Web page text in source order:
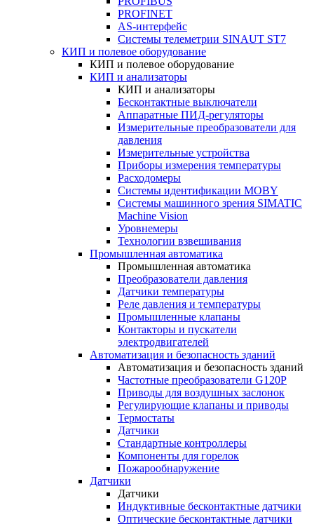
PROFINET
AS-интерфейс
Системы телеметрии SINAUT ST7
КИП и полевое оборудование
КИП и полевое оборудование
КИП и анализаторы
КИП и анализаторы
Бесконтактные выключатели
Аппаратные ПИД-регуляторы
Измерительные преобразователи для
давления
Измерительные устройства
Приборы измерения температуры
Расходомеры
Системы идентификации MOBY
Системы машинного зрения SIMATIC
Machine Vision
Уровнемеры
Технологии взвешивания
Промышленная автоматика
Промышленная автоматика
Преобразователи давления
Датчики температуры
Реле давления и температуры
Промышленные клапаны
Контакторы и пускатели
электродвигателей
Автоматизация и безопасность зданий
Автоматизация и безопасность зданий
Частотные преобразователи G120P
Приводы для воздушных заслонок
Регулирующие клапаны и приводы
Термостаты
Датчики
Стандартные контроллеры
Компоненты для горелок
Пожарообнаружение
Датчики
Датчики
Индуктивные бесконтактные датчики
Оптические бесконтактные датчики